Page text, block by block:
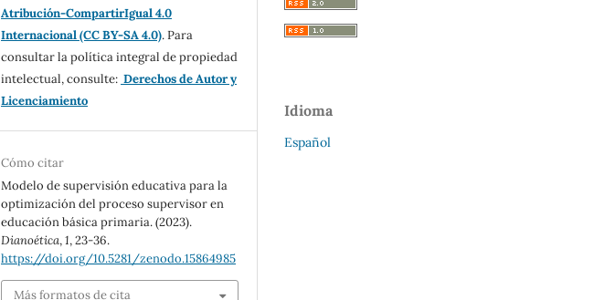
Atribución-CompartirIgual 4.0
Internacional (CC BY-SA 4.0). Para
consultar la política integral de propiedad
intelectual, consulte: Derechos de Autor y
Licenciamiento
Cómo citar
Modelo de supervisión educativa para la
optimización del proceso supervisor en
educación básica primaria. (2023).
Dianoética,1, 23-36.
https://doi.org/10.5281/zenodo.15864985
Más formatos de cita
Idioma
Español